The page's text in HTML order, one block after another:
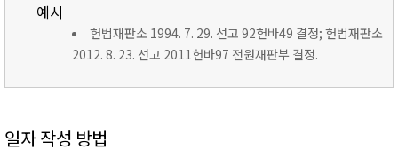
예시
헌법재판소 1994. 7. 29. 선고 92헌바49 결정; 헌법재판소
2012. 8. 23. 선고 2011헌바97 전원재판부 결정.
일자 작성 방법